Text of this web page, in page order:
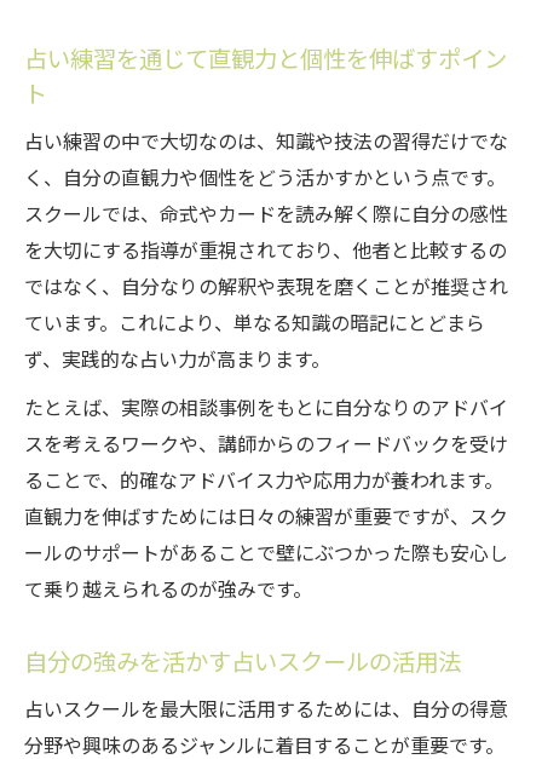
占い練習を通じて直観力と個性を伸ばすポイン
ト
占い練習の中で大切なのは、知識や技法の習得だけでな
く、自分の直観力や個性をどう活かすかという点です。
スクールでは、命式やカードを読み解く際に自分の感性
を大切にする指導が重視されており、他者と比較するの
ではなく、自分なりの解釈や表現を磨くことが推奨され
ています。これにより、単なる知識の暗記にとどまら
ず、実践的な占い力が高まります。
たとえば、実際の相談事例をもとに自分なりのアドバイ
スを考えるワークや、講師からのフィードバックを受け
ることで、的確なアドバイス力や応用力が養われます。
直観力を伸ばすためには日々の練習が重要ですが、スク
ールのサポートがあることで壁にぶつかった際も安心し
て乗り越えられるのが強みです。
自分の強みを活かす占いスクールの活用法
占いスクールを最大限に活用するためには、自分の得意
分野や興味のあるジャンルに着目することが重要です。